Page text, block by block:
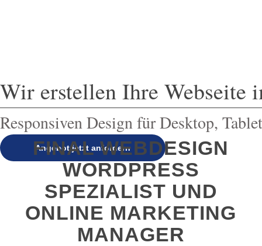
Wir erstellen Ihre Webseite
Responsiven Design für Desktop,
Angebot jetzt anfordern
FINAL WEBDESIGN
WORDPRESS
SPEZIALIST UND
ONLINE MARKETING
MANAGER